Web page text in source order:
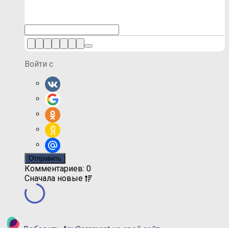
Войти с
Комментариев: 0
Сначала новые